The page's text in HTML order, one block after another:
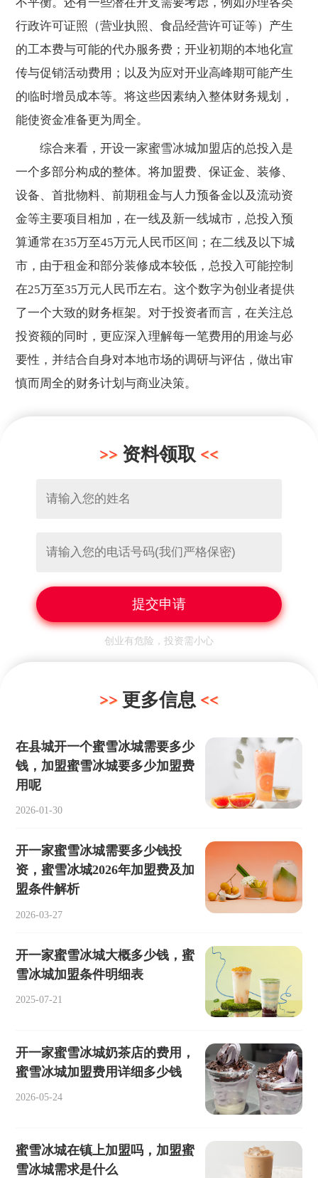
行政许可证照（营业执照、食品经营许可证等）产生
的工本费与可能的代办服务费；开业初期的本地化宣
传与促销活动费用；以及为应对开业高峰期可能产生
的临时增员成本等。将这些因素纳入整体财务规划，
能使资金准备更为周全。
综合来看，开设一家蜜雪冰城加盟店的总投入是
一个多部分构成的整体。将加盟费、保证金、装修、
设备、首批物料、前期租金与人力预备金以及流动资
金等主要项目相加，在一线及新一线城市，总投入预
算通常在35万至45万元人民币区间；在二线及以下城
市，由于租金和部分装修成本较低，总投入可能控制
在25万至35万元人民币左右。这个数字为创业者提供
了一个大致的财务框架。对于投资者而言，在关注总
投资额的同时，更应深入理解每一笔费用的用途与必
要性，并结合自身对本地市场的调研与评估，做出审
慎而周全的财务计划与商业决策。
资料领取
创业有危险，投资需小心
更多信息
在县城开一个蜜雪冰城需要多少
钱，加盟蜜雪冰城要多少加盟费
用呢
2026-01-30
开一家蜜雪冰城需要多少钱投
资，蜜雪冰城2026年加盟费及加
盟条件解析
2026-03-27
开一家蜜雪冰城大概多少钱，蜜
雪冰城加盟条件明细表
2025-07-21
开一家蜜雪冰城奶茶店的费用，
蜜雪冰城加盟费用详细多少钱
2026-05-24
蜜雪冰城在镇上加盟吗，加盟蜜
雪冰城需求是什么